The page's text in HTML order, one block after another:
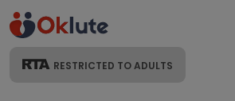
RESTRICTED TO ADULTS